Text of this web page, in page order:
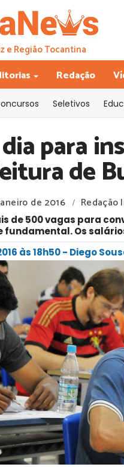
e Região Tocantina
Redação
Seletivos
para
de
de 2016 / Redação
de 500 vagas para
fundamental. Os
às 18h50 - Diego